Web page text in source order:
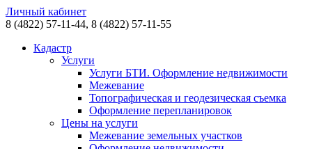
Личный кабинет
8 (4822) 57-11-44, 8 (4822) 57-11-55
Кадастр
Услуги
Услуги БТИ. Оформление недвижимости
Межевание
Топографическая и геодезическая съемка
Оформление перепланировок
Цены на услуги
Межевание земельных участков